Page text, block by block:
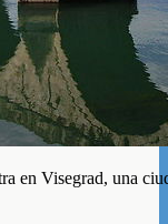
en Visegrad, una